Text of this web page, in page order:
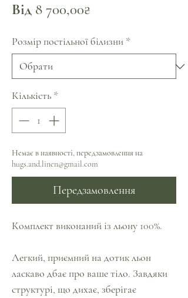
Від 8 700,00₴
Розмір постільної білизни *
Кількість *
Немає в наявності, передзамовлення на
hugs.and.linen@gmail.com
Передзамовлення
Комплект виконаний із льону 100%.
Легкий, приємний на дотик льон
ласкаво дбає про ваше тіло. Завдяки
структурі, що дихає, зберігає